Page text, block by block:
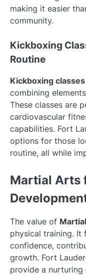
making it easier
community.
Kickboxing
Routine
Kickboxing classes
combining
These classes are
cardiovascular
capabilities. Fort
options for those
routine, all while
Martial Arts
The value of
physical training. It
confidence,
growth. Fort
provide a nurturing